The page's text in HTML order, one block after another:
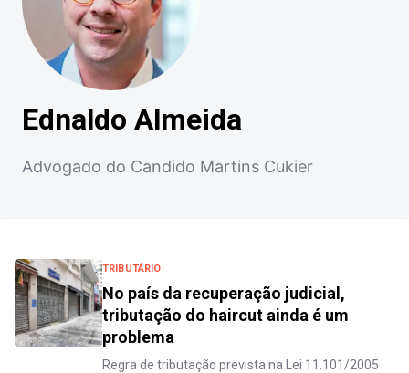
Ednaldo Almeida
Advogado do Candido Martins Cukier
TRIBUTÁRIO
No país da recuperação judicial,
tributação do haircut ainda é um
problema
Regra de tributação prevista na Lei 11.101/2005